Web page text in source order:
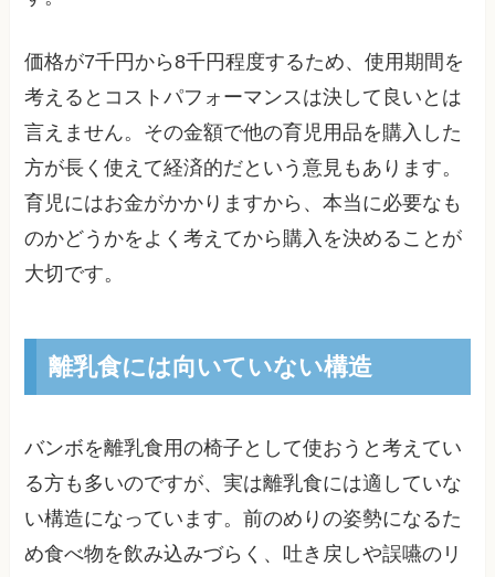
価格が7千円から8千円程度するため、使用期間を
考えるとコストパフォーマンスは決して良いとは
言えません。その金額で他の育児用品を購入した
方が長く使えて経済的だという意見もあります。
育児にはお金がかかりますから、本当に必要なも
のかどうかをよく考えてから購入を決めることが
大切です。
離乳食には向いていない構造
バンボを離乳食用の椅子として使おうと考えてい
る方も多いのですが、実は離乳食には適していな
い構造になっています。前のめりの姿勢になるた
め食べ物を飲み込みづらく、吐き戻しや誤嚥のリ